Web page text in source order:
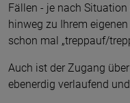
Fällen - je nach
hinweg zu Ihrem
schon mal „treppauf/
Auch ist der Zugang
ebenerdig verlaufend